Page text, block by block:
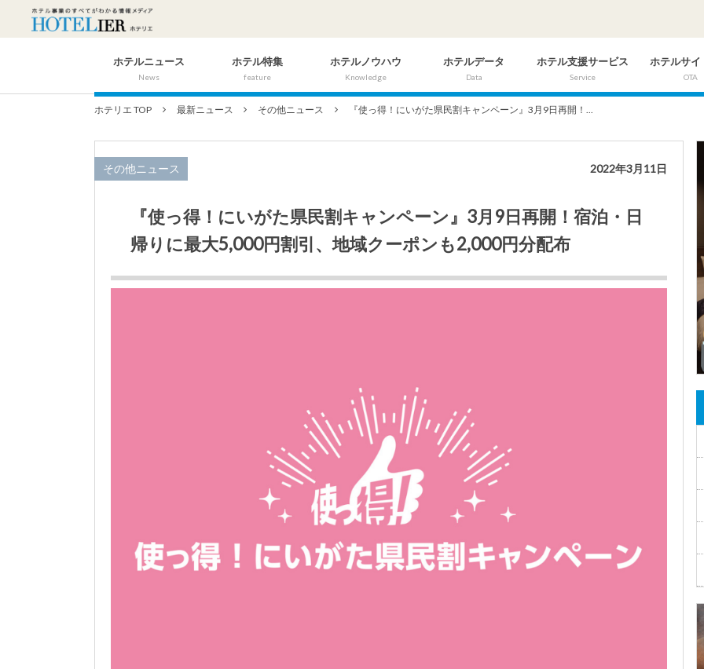
ホテルニュース
News
ホテル特集
feature
ホテルノウハウ
Knowledge
ホテルデータ
Data
ホテル支援サービス
Service
ホテルサイ
OTA
ホテリエ TOP 最新ニュース その他ニュース 『使っ得！にいがた県民割キャンペーン』3月9日再開！...
その他ニュース 2022年3月11日
『使っ得！にいがた県民割キャンペーン』3月9日再開！宿泊・日
帰りに最大5,000円割引、地域クーポンも2,000円分配布